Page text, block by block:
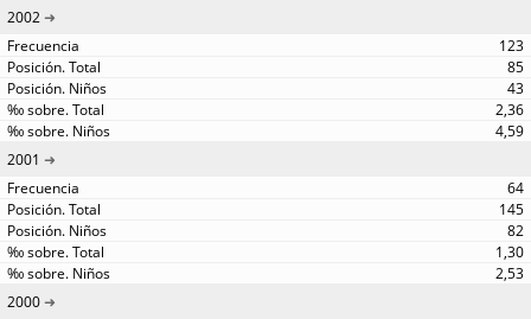
2002
123
85
43
2,36
4,59
2001
64
145
82
1,30
2,53
2000